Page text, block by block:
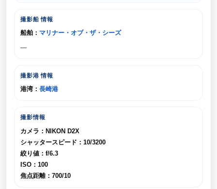
撮影船 情報
船舶： マリナー・オブ・ザ・シーズ
—
撮影港 情報
港湾：長崎港
撮影情報
カメラ：NIKON D2X
シャッタースピード：10/3200
絞り値：f/6.3
ISO：100
焦点距離：700/10